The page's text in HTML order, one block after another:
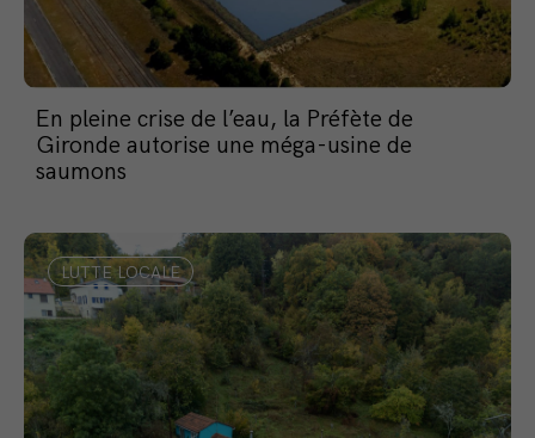
En pleine crise de l’eau, la Préfète de
Gironde autorise une méga-usine de
saumons
LUTTE LOCALE